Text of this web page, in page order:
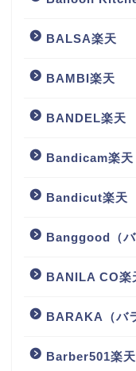
BALSA楽天
BAMBI楽天
BANDEL楽天
Bandicam楽天
Bandicut楽天
Banggood（
BANILA CO楽
BARAKA（バ
Barber501楽天